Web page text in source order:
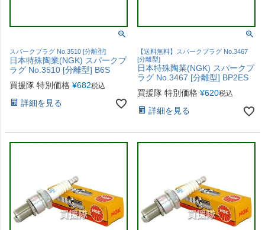
スパークプラグ No.3510 [分離型]
日本特殊陶業(NGK) スパークプ
ラグ No.3510 [分離型] B6S
買援隊 特別価格 ¥682税込
詳細を見る
【送料無料】スパークプラグ No.3467
[分離型]
日本特殊陶業(NGK) スパークプ
ラグ No.3467 [分離型] BP2ES
買援隊 特別価格 ¥620税込
詳細を見る